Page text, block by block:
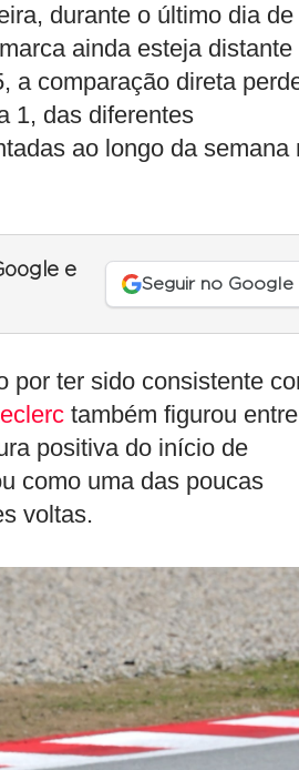
durante o último dia de
ainda esteja distante
a comparação direta
1, das diferentes
ao longo da semana
e
Seguir no Google
por ter sido consistente
também figurou entre
positiva do início de
como uma das poucas
voltas.